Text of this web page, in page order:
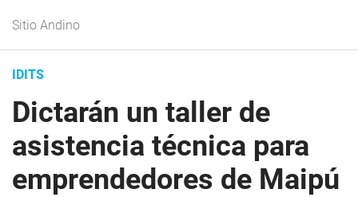
Sitio Andino
IDITS
Dictarán un taller de
asistencia técnica para
emprendedores de Maipú